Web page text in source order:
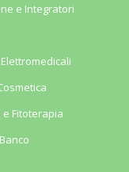
e Integratori
Fitoterapia